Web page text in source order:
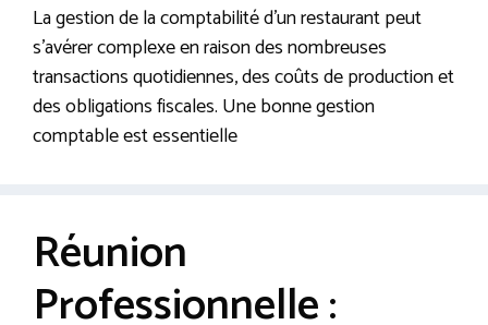
La gestion de la comptabilité d’un restaurant peut
s’avérer complexe en raison des nombreuses
transactions quotidiennes, des coûts de production et
des obligations fiscales. Une bonne gestion
comptable est essentielle
Réunion
Professionnelle :